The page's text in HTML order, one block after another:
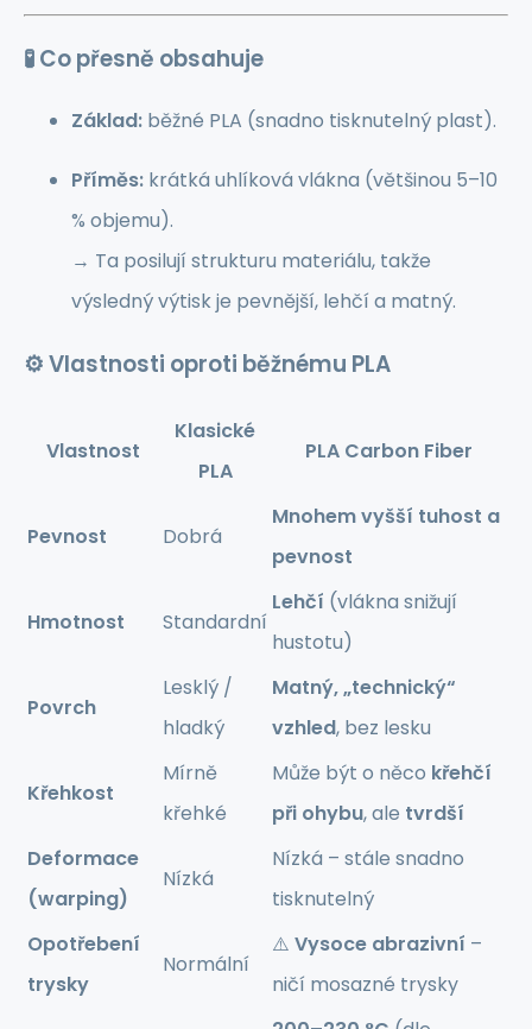
🧪 Co přesně obsahuje
Základ: běžné PLA (snadno tisknutelný plast).
Příměs: krátká uhlíková vlákna (většinou 5–10
% objemu).
→ Ta posilují strukturu materiálu, takže
výsledný výtisk je pevnější, lehčí a matný.
⚙️ Vlastnosti oproti běžnému PLA
Vlastnost
Klasické
PLA
PLA Carbon Fiber
Pevnost Dobrá
Mnohem vyšší tuhost a
pevnost
Hmotnost Standardní
Lehčí (vlákna snižují
hustotu)
Povrch
Lesklý /
hladký
Matný, „technický“
vzhled, bez lesku
Křehkost
Mírně
křehké
Může být o něco křehčí
při ohybu, ale tvrdší
Deformace
(warping)
Nízká
Nízká – stále snadno
tisknutelný
Opotřebení
trysky
Normální
⚠️ Vysoce abrazivní –
ničí mosazné trysky